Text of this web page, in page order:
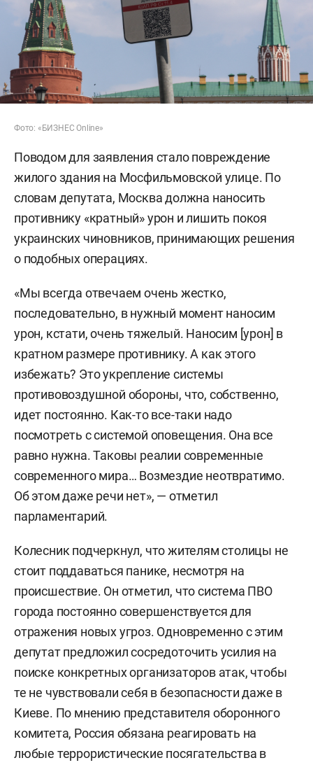
Фото: «БИЗНЕС Online»
Поводом для заявления стало повреждение
жилого здания на Мосфильмовской улице. По
словам депутата, Москва должна наносить
противнику «кратный» урон и лишить покоя
украинских чиновников, принимающих решения
о подобных операциях.
«Мы всегда отвечаем очень жестко,
последовательно, в нужный момент наносим
урон, кстати, очень тяжелый. Наносим [урон] в
кратном размере противнику. А как этого
избежать? Это укрепление системы
противовоздушной обороны, что, собственно,
идет постоянно. Как-то все-таки надо
посмотреть с системой оповещения. Она все
равно нужна. Таковы реалии современные
современного мира… Возмездие неотвратимо.
Об этом даже речи нет», — отметил
парламентарий.
Колесник подчеркнул, что жителям столицы не
стоит поддаваться панике, несмотря на
происшествие. Он отметил, что система ПВО
города постоянно совершенствуется для
отражения новых угроз. Одновременно с этим
депутат предложил сосредоточить усилия на
поиске конкретных организаторов атак, чтобы
те не чувствовали себя в безопасности даже в
Киеве. По мнению представителя оборонного
комитета, Россия обязана реагировать на
любые террористические посягательства в